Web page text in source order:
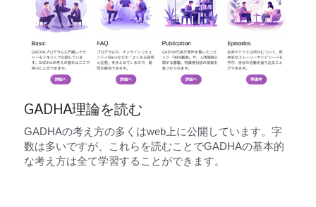
GADHA理論を読む
GADHAの考え方の多くはweb上に公開しています。字
数は多いですが、これらを読むことでGADHAの基本的
な考え方は全て学習することができます。